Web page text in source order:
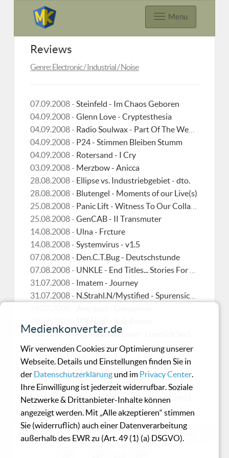
Menu
Reviews
Genre: Electronic / Industrial / Noise
07.09.2008 -Steinfeld - Im Chaos Geboren
04.09.2008 -Glenn Love - Cryptesthesia
04.09.2008 - Radio Soulwax - Part Of The Weekend Never Dies
04.09.2008 - P24 - Stimmen Bleiben Stumm
04.09.2008 - Rotersand - I Cry
03.09.2008 - Merzbow - Anicca
28.08.2008 - Ellipse vs. Industriebgebiet - dto.
28.08.2008 - Blutengel - Moments of our Live(s)
25.08.2008 - Panic Lift - Witness To Our Collapse
25.08.2008 -GenCAB - II Transmuter
14.08.2008 - Ulna - Frcture
14.08.2008 -Systemvirus - v1.5
07.08.2008 - Den.C.T.Bug - Deutschstunde
07.08.2008 - UNKLE - End Titles... Stories For A Film
31.07.2008 - Imatem - Journey
31.07.2008 - N.Strahl.N/Mystified - Spurensicherung
13.07.2008 -Agonised By Love - Lovesick Society
10.07.2008 -Wellenfeld - Sunshine
10.07.2008 -Alice In Videoland - She's A Machine
06.07.2008 -Decence - Ianus
03.07.2008 -The Synthetic Dream Foundation - Behind The Gates Of Horns And Ivory
03.07.2008 -Various Artists - Rückwärts im Uhrzeigersinn
01.07.2008 -Ebola - Mutant Dubstep Vol. 1
← Zurück 2 3 … 58 59 Weiter →
Medienkonverter.de
Wir verwenden Cookies zur Optimierung unserer
Webseite. Details und Einstellungen finden Sie in
der Datenschutzerklärung und im Privacy Center.
Ihre Einwilligung ist jederzeit widerrufbar. Soziale
Netzwerke & Drittanbieter-Inhalte können
angezeigt werden. Mit „Alle akzeptieren“ stimmen
Sie (widerruflich) auch einer Datenverarbeitung
außerhalb des EWR zu (Art. 49 (1) (a) DSGVO).